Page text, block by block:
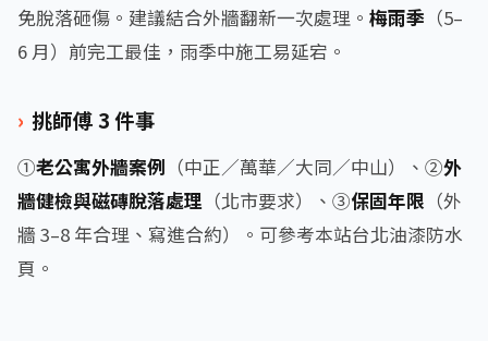
免脫落砸傷。建議結合外牆翻新一次處理。 梅雨季 （5–
6 月）前完工最佳，雨季中施工易延宕。
挑師傅 3 件事
①老公寓外牆案例 （中正／萬華／大同／中山）、②外
牆健檢與磁磚脫落處理 （北市要求）、③保固年限 （外
牆 3–8 年合理、寫進合約）。可參考本站台北油漆防水
頁。